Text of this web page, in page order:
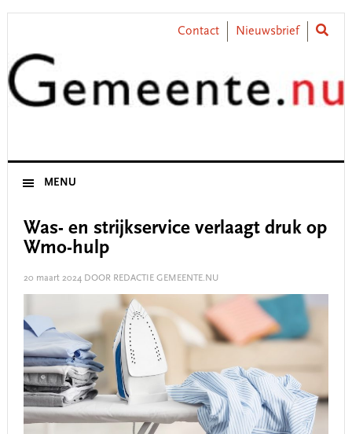
Skip
primary
navigation
Skip
content
Skip
primary
sidebar
Skip
footer
Contact Nieuwsbrief
MENU
Was- en strijkservice verlaagt druk op
Wmo-hulp
20 maart 2024DOOR REDACTIE GEMEENTE.NU